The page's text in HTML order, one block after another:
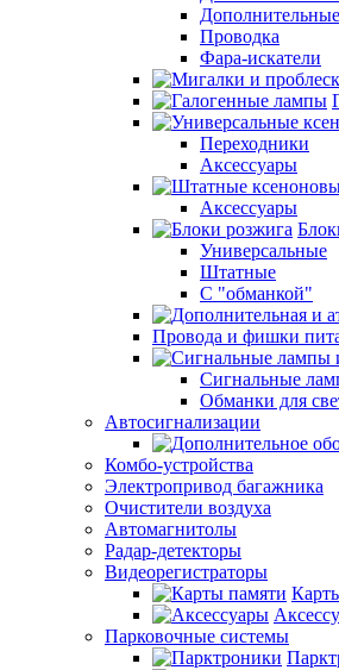
Проводка
Фара-искатели
Переходники
Аксессуары
Аксессуары
Универсальные
Штатные
С "обманкой"
Провода и фишки
Сигнальные
Обманки для
Автосигнализации
Комбо-устройства
Электропривод багажника
Очистители воздуха
Автомагнитолы
Радар-детекторы
Видеорегистраторы
Парковочные системы